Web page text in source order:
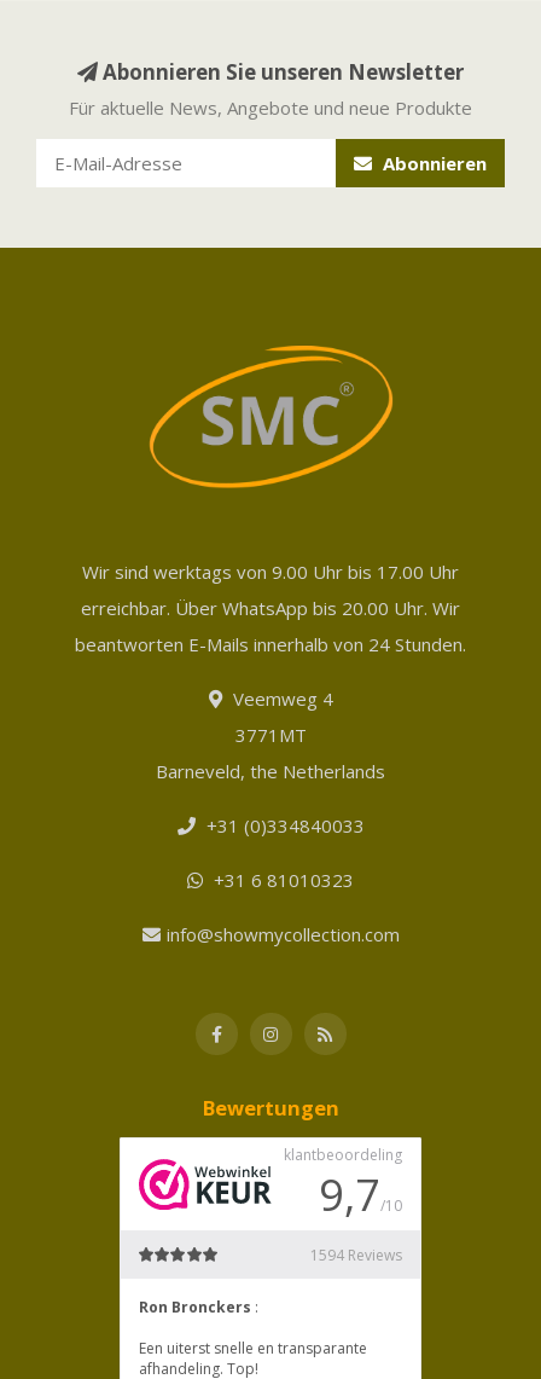
Abonnieren Sie unseren Newsletter
Für aktuelle News, Angebote und neue Produkte
Abonnieren
Wir sind werktags von 9.00 Uhr bis 17.00 Uhr
erreichbar. Über WhatsApp bis 20.00 Uhr. Wir
beantworten E-Mails innerhalb von 24 Stunden.
Veemweg 4
3771MT
Barneveld, the Netherlands
+31 (0)334840033
+31 6 81010323
info@showmycollection.com
Bewertungen